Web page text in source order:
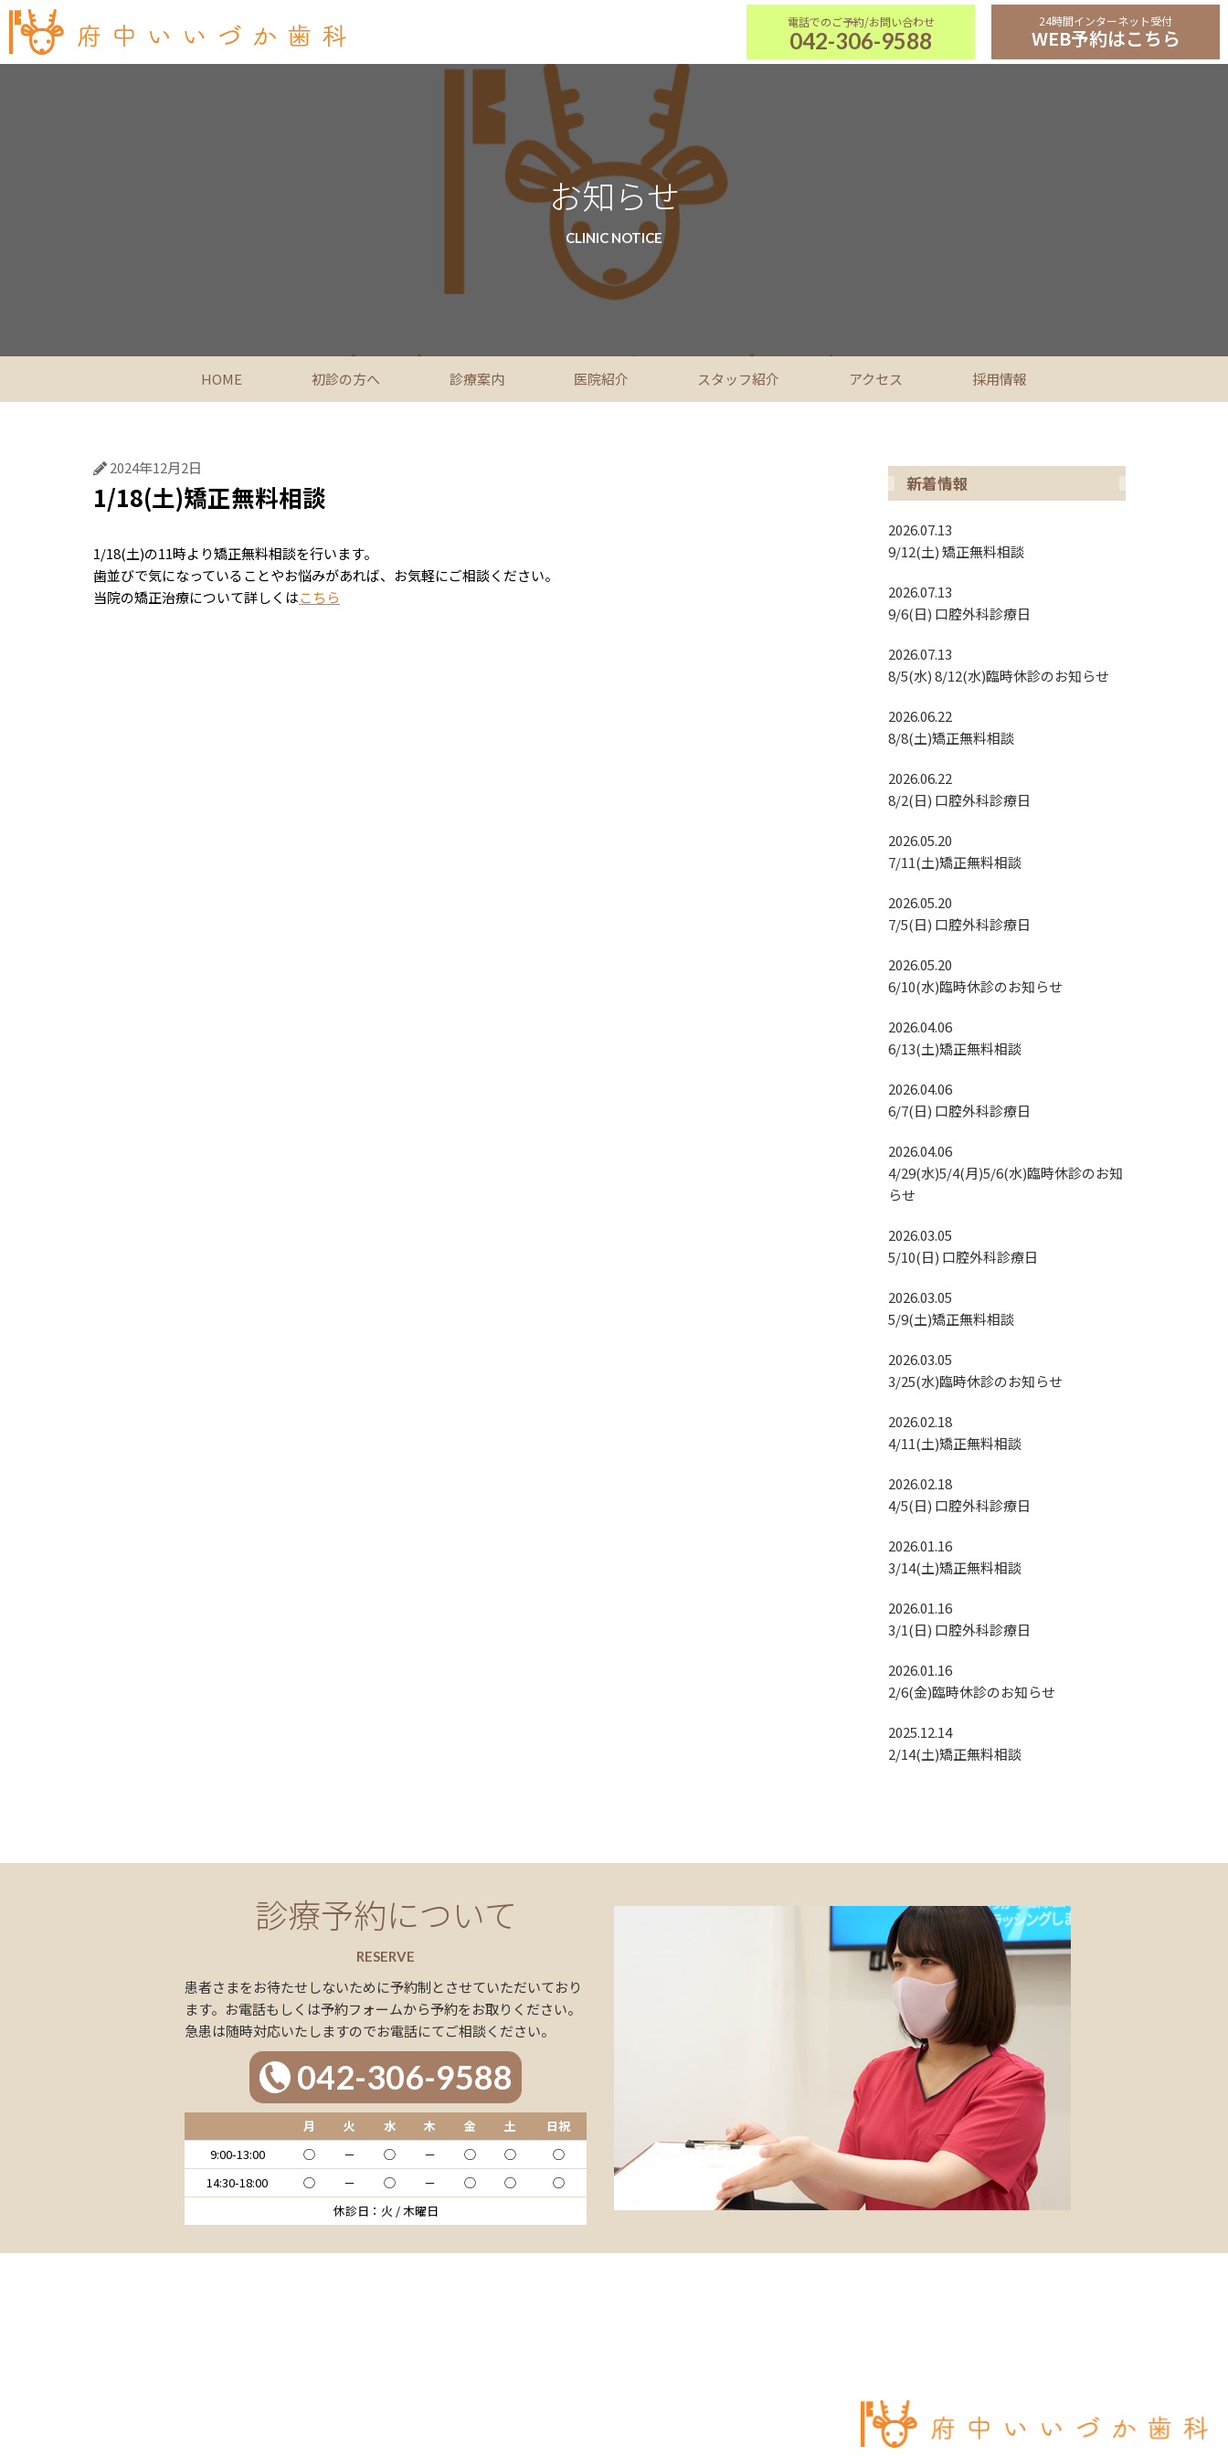
042-306-9588
24時間インターネット受付
WEB予約はこちら
お知らせ
CLINIC NOTICE
HOME 初診の方へ
診療案内
医院紹介 スタッフ紹介 アクセス
採用情報
2024年12月2日
1/18(土)矯正無料相談
1/18(土)の11時より矯正無料相談を行います。
歯並びで気になっていることやお悩みがあれば、お気軽にご相談ください。
当院の矯正治療について詳しくはこちら
新着情報
2026.07.13
9/12(土) 矯正無料相談
2026.07.13
9/6(日) 口腔外科診療日
2026.07.13
8/5(水) 8/12(水)臨時休診のお知らせ
2026.06.22
8/8(土)矯正無料相談
2026.06.22
8/2(日) 口腔外科診療日
2026.05.20
7/11(土)矯正無料相談
2026.05.20
7/5(日) 口腔外科診療日
2026.05.20
6/10(水)臨時休診のお知らせ
2026.04.06
6/13(土)矯正無料相談
2026.04.06
6/7(日) 口腔外科診療日
2026.04.06
4/29(水)5/4(月)5/6(水)臨時休診のお知
らせ
2026.03.05
5/10(日) 口腔外科診療日
2026.03.05
5/9(土)矯正無料相談
2026.03.05
3/25(水)臨時休診のお知らせ
2026.02.18
4/11(土)矯正無料相談
2026.02.18
4/5(日) 口腔外科診療日
2026.01.16
3/14(土)矯正無料相談
2026.01.16
3/1(日) 口腔外科診療日
2026.01.16
2/6(金)臨時休診のお知らせ
2025.12.14
2/14(土)矯正無料相談
診療予約について
RESERVE
患者さまをお待たせしないために予約制とさせていただいており
ます。お電話もしくは予約フォームから予約をお取りください。
急患は随時対応いたしますのでお電話にてご相談ください。
042-306-9588
月 火 水 木 金 土
日祝
9:00-13:00
◯ － ◯ － ◯ ◯
◯
14:30-18:00
◯ － ◯ － ◯ ◯
◯
休診日：火 / 木曜日